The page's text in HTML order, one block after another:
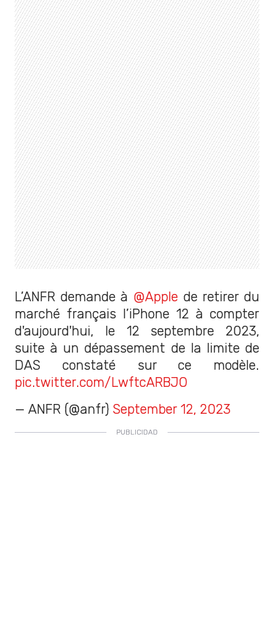
L’ANFR demande à @Apple de retirer du
marché français l’iPhone 12 à compter
d'aujourd'hui, le 12 septembre 2023,
suite à un dépassement de la limite de
DAS constaté sur ce modèle.
pic.twitter.com/LwftcARBJO
— ANFR (@anfr) September 12, 2023